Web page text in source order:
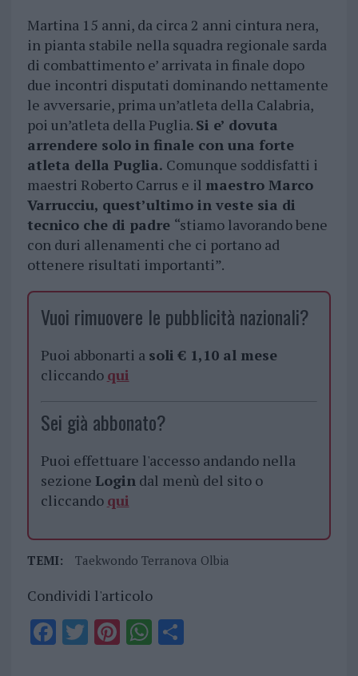
Martina 15 anni, da circa 2 anni cintura nera,
in pianta stabile nella squadra regionale sarda
di combattimento e’ arrivata in finale dopo
due incontri disputati dominando nettamente
le avversarie, prima un’atleta della Calabria,
poi un’atleta della Puglia. Si e’ dovuta
arrendere solo in finale con una forte
atleta della Puglia. Comunque soddisfatti i
maestri Roberto Carrus e il maestro Marco
Varrucciu, quest’ultimo in veste sia di
tecnico che di padre “stiamo lavorando bene
con duri allenamenti che ci portano ad
ottenere risultati importanti”.
Vuoi rimuovere le pubblicità nazionali?
Puoi abbonarti a soli € 1,10 al mese
cliccando qui
Sei già abbonato?
Puoi effettuare l'accesso andando nella
sezione Logindal menù del sito o
cliccando qui
TEMI: Taekwondo Terranova Olbia
Condividi l'articolo
F T PiWS